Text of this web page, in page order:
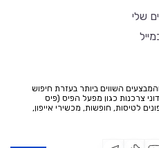
שלי
השווים ביותר בעזרת חיפוש
צרכנות כגון מפעל הפיס (פיס
לטיסות, חופשות, מכשירי אייפון,